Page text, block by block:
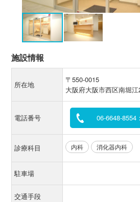
施設情報
所在地
〒550-0015
大阪府大阪市西区南堀
電話番号 06-6648-8554
診療科目 内科 消化器内科
駐車場
交通手段